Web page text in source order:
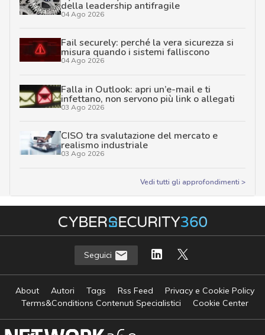
della leadership antifragile
04 Ago 2026
Fail securely: perché la vera sicurezza si
misura quando i sistemi falliscono
04 Ago 2026
Falla in Outlook: apri un’e-mail e ti
infettano, non servono più link o allegati
03 Ago 2026
CISO tra svalutazione del mercato e
realismo industriale
03 Ago 2026
Vedi tutti gli approfondimenti >
Seguici
About Autori Tags Rss Feed
Privacy e Cookie Policy
Terms&Conditions Contenuti Specialistici
Cookie Center